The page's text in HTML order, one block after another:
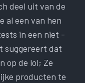
deel uit van de
al een van hen
in een niet -
suggereert dat
op de lol; Ze
producten te